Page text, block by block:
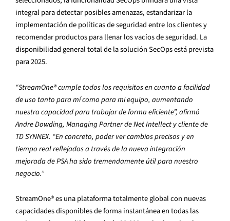
integral para detectar posibles amenazas, estandarizar la
implementación de políticas de seguridad entre los clientes y
recomendar productos para llenar los vacíos de seguridad. La
disponibilidad general total de la solución SecOps está prevista
para 2025.
“StreamOne® cumple todos los requisitos en cuanto a facilidad
de uso tanto para mí como para mi equipo, aumentando
nuestra capacidad para trabajar de forma eficiente”, afirmó
Andre Dowding, Managing Partner de Net Intellect y cliente de
TD SYNNEX. “En concreto, poder ver cambios precisos y en
tiempo real reflejados a través de la nueva integración
mejorada de PSA ha sido tremendamente útil para nuestro
negocio.”
StreamOne® es una plataforma totalmente global con nuevas
capacidades disponibles de forma instantánea en todas las